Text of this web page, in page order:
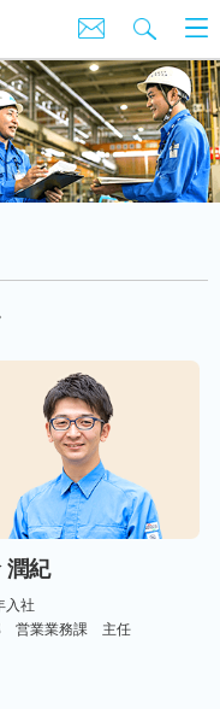
潤紀
入社
営業業務課 主任